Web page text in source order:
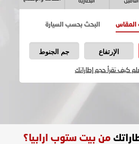
المقاس البحث بحسب السيارة
الإرتفاع جم الجنوط
كيف تقرأ حجم إطاراتك
من بيت ستوب ارابيا؟